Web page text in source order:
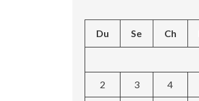
Du Se Ch
2 3 4